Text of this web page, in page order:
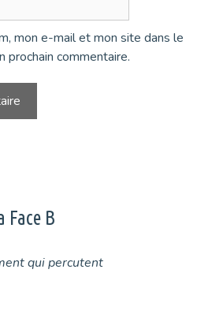
mon e-mail et mon site dans le
prochain commentaire.
Face B
qui percutent